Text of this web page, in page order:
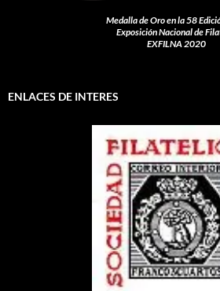
Medalla de Oro en la 58
Exposición Nacional de
EXFILNA 2020
ENLACES DE INTERES